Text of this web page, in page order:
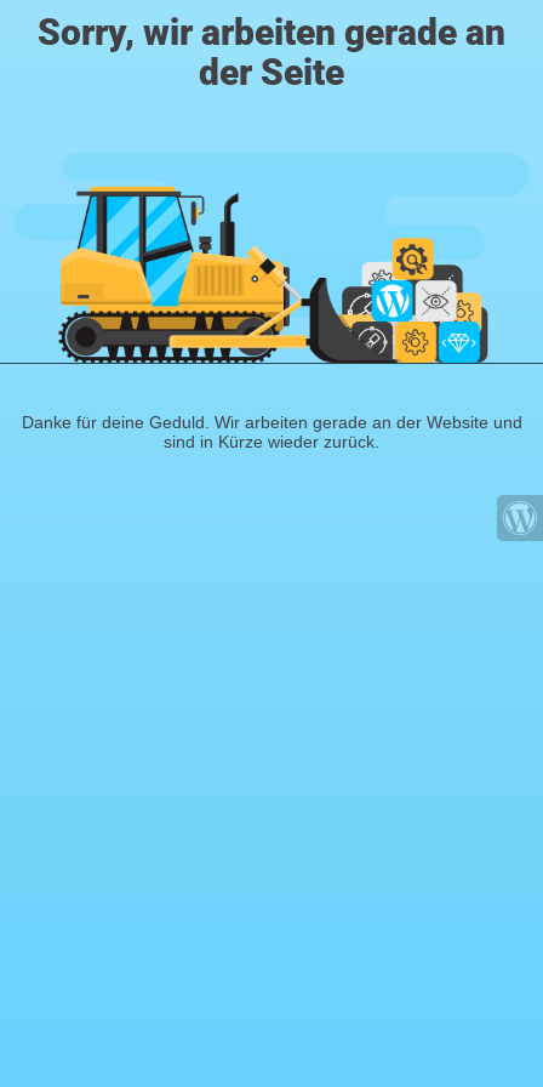
Sorry, wir arbeiten gerade an
der Seite
Danke für deine Geduld. Wir arbeiten gerade an der Website und
sind in Kürze wieder zurück.